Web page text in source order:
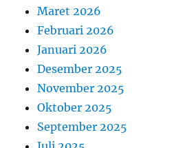
Maret 2026
Februari 2026
Januari 2026
Desember 2025
November 2025
Oktober 2025
September 2025